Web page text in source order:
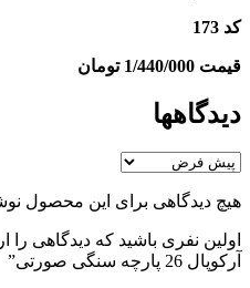
کد 173
قیمت 1/440/000 تومان
دیدگاهها
هیچ دیدگاهی برای این محصول
اولین نفری باشید که دیدگاهی
آرکوپال 26 پارچه سنگی صورتی”